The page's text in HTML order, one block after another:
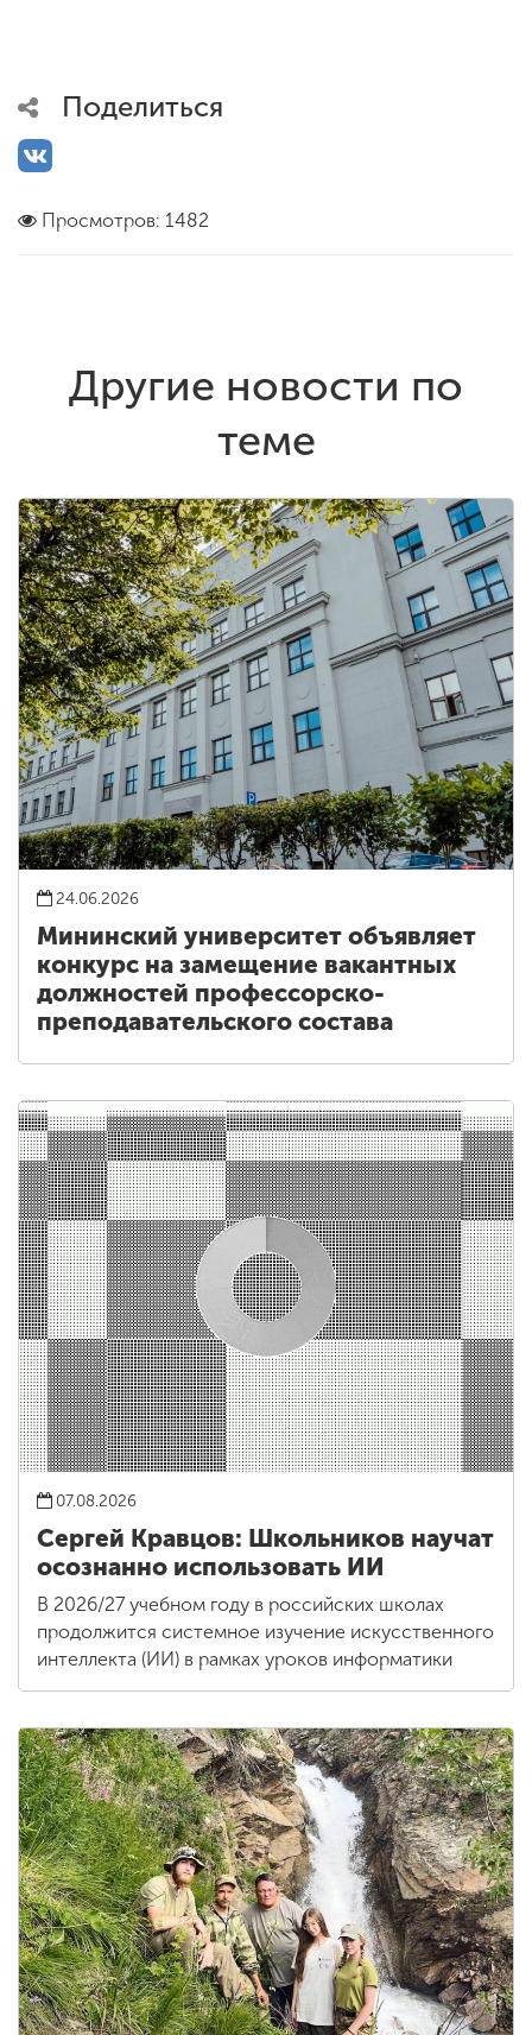
Поделиться
Просмотров: 1482
Другие новости по
теме
24.06.2026
Мининский университет объявляет
конкурс на замещение вакантных
должностей профессорско-
преподавательского состава
07.08.2026
Сергей Кравцов: Школьников научат
осознанно использовать ИИ
В 2026/27 учебном году в российских школах
продолжится системное изучение искусственного
интеллекта (ИИ) в рамках уроков информатики